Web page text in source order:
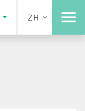
ZH